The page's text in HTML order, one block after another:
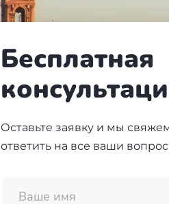
Бесплатная
Оставьте заявку и мы
ответить на все ваши